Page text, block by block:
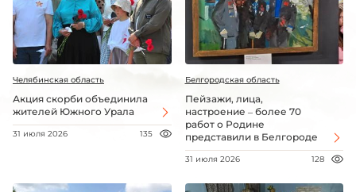
Челябинская область
Акция скорби объединила
жителей Южного Урала
31 июля 2026 135
Белгородская область
Пейзажи, лица,
настроение – более 70
работ о Родине
представили в Белгороде
31 июля 2026 128